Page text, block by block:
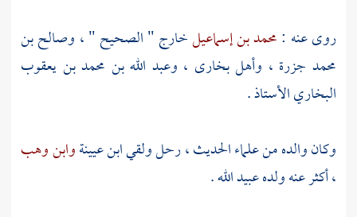
روى عنه :محمد بن إسماعيلخارج " الصحيح " ، وصالح بن
محمد جزرة ، وأهل بخارى ، وعبد الله بن محمد بن يعقوب
البخاري الأستاذ.
وكان والده من علماء الحديث ، رحل ولقيابن عيينةوابن وهب
، أكثر عنه ولدهعبيد الله.